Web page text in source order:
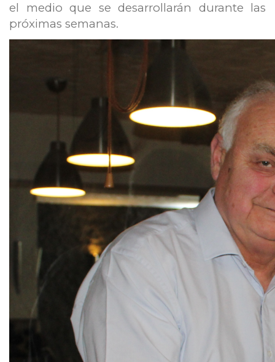
el medio que se desarrollarán durante las
próximas semanas.